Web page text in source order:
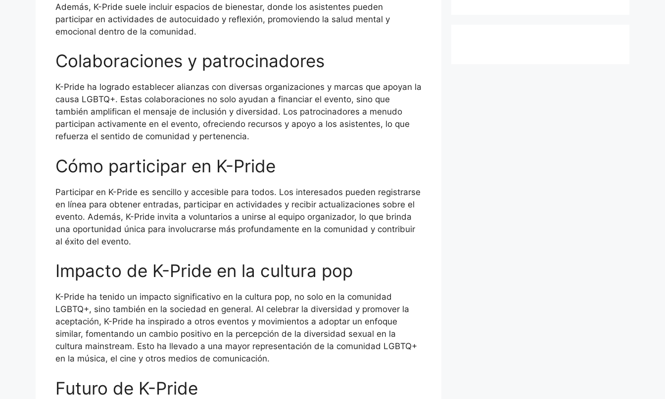
Además, K-Pride suele incluir espacios de bienestar, donde los asistentes pueden
participar en actividades de autocuidado y reflexión, promoviendo la salud mental y
emocional dentro de la comunidad.
Colaboraciones y patrocinadores
K-Pride ha logrado establecer alianzas con diversas organizaciones y marcas que apoyan la
causa LGBTQ+. Estas colaboraciones no solo ayudan a financiar el evento, sino que
también amplifican el mensaje de inclusión y diversidad. Los patrocinadores a menudo
participan activamente en el evento, ofreciendo recursos y apoyo a los asistentes, lo que
refuerza el sentido de comunidad y pertenencia.
Cómo participar en K-Pride
Participar en K-Pride es sencillo y accesible para todos. Los interesados pueden registrarse
en línea para obtener entradas, participar en actividades y recibir actualizaciones sobre el
evento. Además, K-Pride invita a voluntarios a unirse al equipo organizador, lo que brinda
una oportunidad única para involucrarse más profundamente en la comunidad y contribuir
al éxito del evento.
Impacto de K-Pride en la cultura pop
K-Pride ha tenido un impacto significativo en la cultura pop, no solo en la comunidad
LGBTQ+, sino también en la sociedad en general. Al celebrar la diversidad y promover la
aceptación, K-Pride ha inspirado a otros eventos y movimientos a adoptar un enfoque
similar, fomentando un cambio positivo en la percepción de la diversidad sexual en la
cultura mainstream. Esto ha llevado a una mayor representación de la comunidad LGBTQ+
en la música, el cine y otros medios de comunicación.
Futuro de K-Pride